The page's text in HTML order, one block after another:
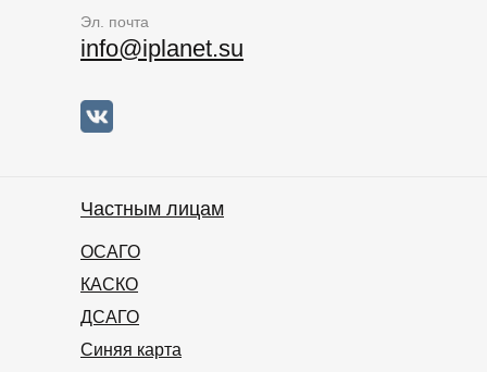
Эл. почта
info@iplanet.su
Частным лицам
ОСАГО
КАСКО
ДСАГО
Синяя карта